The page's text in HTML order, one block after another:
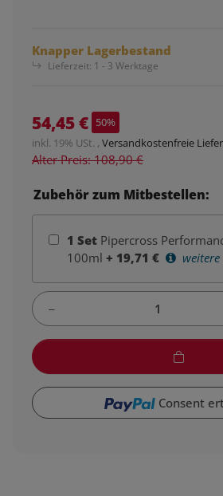
Knapper Lagerbestand
Lieferzeit: 1 - 3 Werktage
54,45 € 50%
inkl. 19% USt. , Versandkostenfreie
Alter Preis: 108,90 €
Zubehör zum Mitbestellen:
1 Set Pipercross
100ml + 19,71 €
Consent